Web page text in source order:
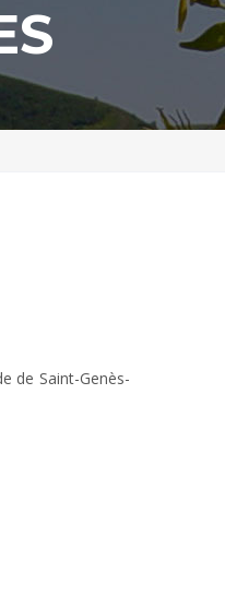
de Saint-Genès-